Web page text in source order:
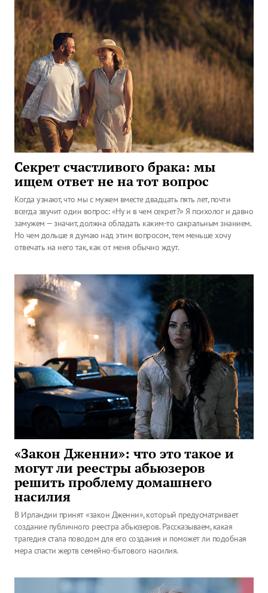
Секрет счастливого брака: мы
ищем ответ не на тот вопрос
Когда узнают, что мы с мужем вместе двадцать пять лет, почти
всегда звучит один вопрос: «Ну и в чем секрет?» Я психолог и давно
замужем — значит, должна обладать каким-то сакральным знанием.
Но чем дольше я думаю над этим вопросом, тем меньше хочу
отвечать на него так, как от меня обычно ждут.
«Закон Дженни»: что это такое и
могут ли реестры абьюзеров
решить проблему домашнего
насилия
В Ирландии принят «закон Дженни», который предусматривает
создание публичного реестра абьюзеров. Рассказываем, какая
трагедия стала поводом для его создания и поможет ли подобная
мера спасти жертв семейно-бытового насилия.